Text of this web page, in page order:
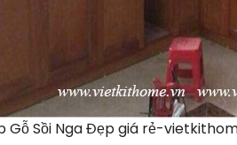
Gỗ Sồi Nga Đẹp giá rẻ-